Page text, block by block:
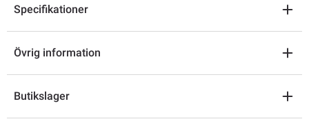
Specifikationer
Övrig information
Butikslager